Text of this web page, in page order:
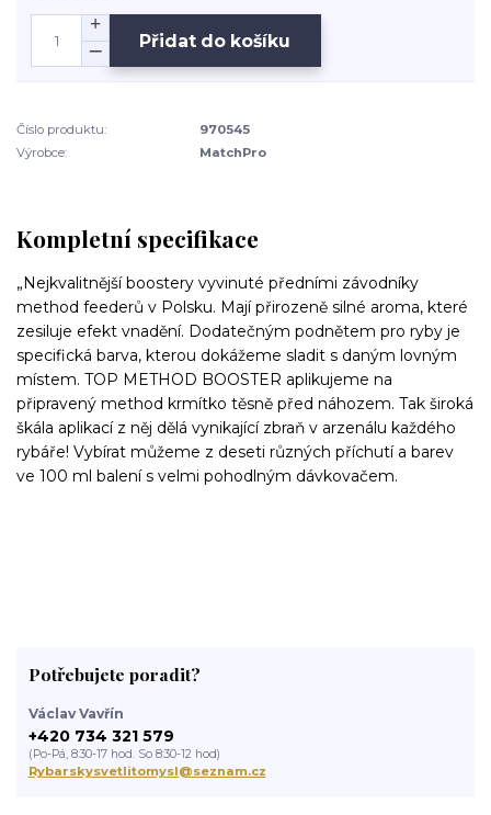
Přidat do košíku
Číslo produktu:
970545
Výrobce:
MatchPro
Kompletní specifikace
„Nejkvalitnější boostery vyvinuté předními závodníky
method feederů v Polsku. Mají přirozeně silné aroma, které
zesiluje efekt vnadění. Dodatečným podnětem pro ryby je
specifická barva, kterou dokážeme sladit s daným lovným
místem. TOP METHOD BOOSTER aplikujeme na
připravený method krmítko těsně před náhozem. Tak široká
škála aplikací z něj dělá vynikající zbraň v arzenálu každého
rybáře! Vybírat můžeme z deseti různých příchutí a barev
ve 100 ml balení s velmi pohodlným dávkovačem.
Potřebujete poradit?
Václav Vavřín
+420 734 321 579
(Po-Pá, 8:30-17 hod. So 8:30-12 hod)
Rybarskysvetlitomysl@seznam.cz